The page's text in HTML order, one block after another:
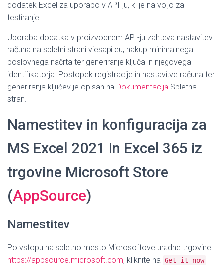
dodatek Excel za uporabo v API-ju, ki je na voljo za
testiranje.
Uporaba dodatka v proizvodnem API-ju zahteva nastavitev
računa na spletni strani viesapi.eu, nakup minimalnega
poslovnega načrta ter generiranje ključa in njegovega
identifikatorja. Postopek registracije in nastavitve računa ter
generiranja ključev je opisan na Dokumentacija Spletna
stran.
Namestitev in konfiguracija za
MS Excel 2021 in Excel 365 iz
trgovine Microsoft Store
(AppSource)
Namestitev
Po vstopu na spletno mesto Microsoftove uradne trgovine
https://appsource.microsoft.com, kliknite na Get it now